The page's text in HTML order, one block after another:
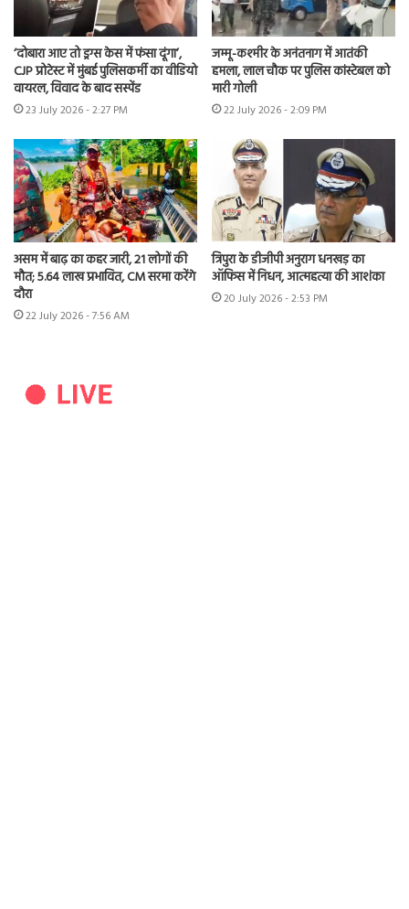
‘दोबारा आए तो ड्रग्स केस में फंसा दूंगा’,
CJP प्रोटेस्ट में मुंबई पुलिसकर्मी का वीडियो
वायरल, विवाद के बाद सस्पेंड
23 July 2026 - 2:27 PM
जम्मू-कश्मीर के अनंतनाग में आतंकी
हमला, लाल चौक पर पुलिस कांस्टेबल को
मारी गोली
22 July 2026 - 2:09 PM
असम में बाढ़ का कहर जारी, 21 लोगों की
मौत; 5.64 लाख प्रभावित, CM सरमा करेंगे
दौरा
22 July 2026 - 7:56 AM
त्रिपुरा के डीजीपी अनुराग धनखड़ का
ऑफिस में निधन, आत्महत्या की आशंका
20 July 2026 - 2:53 PM